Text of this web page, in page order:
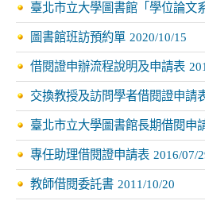
臺北市立大學圖書館「學位論文
圖書館班訪預約單 2020/10/15
借閱證申辦流程說明及申請表
交換教授及訪問學者借閱證申請
臺北市立大學圖書館長期借閱申
專任助理借閱證申請表 2016/07/
教師借閱委託書 2011/10/20